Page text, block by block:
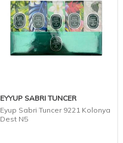
EYYUP SABRI TUNCER
Eyup Sabri Tuncer 9221 Kolonya
Dest N5